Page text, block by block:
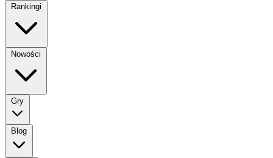
Rankingi
Nowości
Gry
Blog